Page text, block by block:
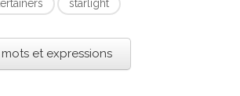
starlight
et expressions